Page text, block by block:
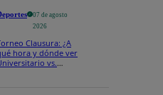
07 de agosto
2026
Clausura: ¿A
hora y dónde ver
vs.